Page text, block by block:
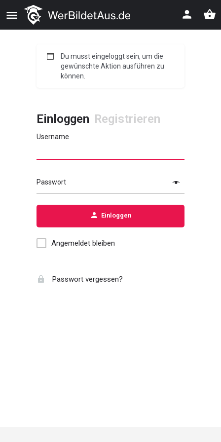
Du musst eingeloggt sein, um die
gewünschte Aktion ausführen zu
können.
Einloggen Registrieren
Username
Passwort
Einloggen
Angemeldet bleiben
Passwort vergessen?